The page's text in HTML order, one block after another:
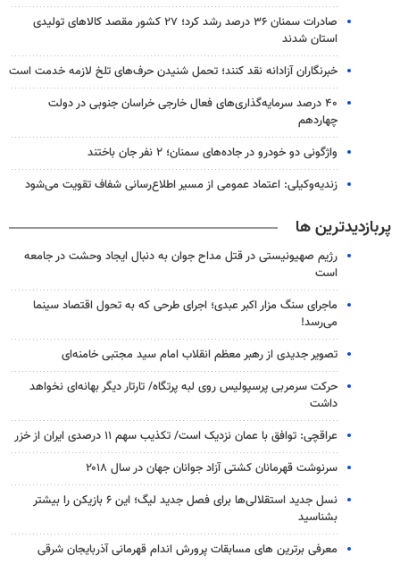
صادرات سمنان ۳۶ درصد رشد کرد؛ ۲۷ کشور مقصد کالاهای تولیدی
استان شدند
خبرنگاران آزادانه نقد کنند؛ تحمل شنیدن حرف‌های تلخ لازمه خدمت است
۴۰ درصد سرمایه‌گذاری‌های فعال خارجی خراسان جنوبی در دولت
چهاردهم
واژگونی دو خودرو در جاده‌های سمنان؛ ۲ نفر جان باختند
زندیه‌وکیلی: اعتماد عمومی از مسیر اطلاع‌رسانی شفاف تقویت می‌شود
پربازدیدترین ها
رژیم صهیونیستی در قتل مداح جوان به دنبال ایجاد وحشت در جامعه
است
ماجرای سنگ مزار اکبر عبدی؛ اجرای طرحی که به تحول اقتصاد سینما
می‌رسد!
تصویر جدیدی از رهبر معظم انقلاب امام سید مجتبی خامنه‌ای
حرکت سرمربی پرسپولیس روی لبه پرتگاه/ تارتار دیگر بهانه‌ای نخواهد
داشت
عراقچی: توافق با عمان نزدیک است/ تکذیب سهم ۱۱ درصدی ایران از خزر
سرنوشت قهرمانان کشتی آزاد جوانان جهان در سال ۲۰۱۸
نسل جدید استقلالی‌ها برای فصل جدید لیگ؛ این ۶ بازیکن را بیشتر
بشناسید
معرفی برترین های مسابقات پرورش اندام قهرمانی آذربایجان شرقی